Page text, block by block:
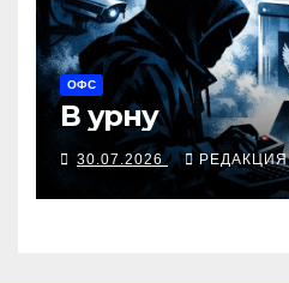
ОФС
В урну
30.07.2026 РЕДАКЦИЯ